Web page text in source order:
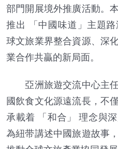
部門開展境外推廣活動。
推出 「中國味道」主題
球文旅業界整合資源、深
業合作共贏的新局面。
亞洲旅遊交流中心主任
國飲食文化源遠流長，不
承載着 「和合」 理念與
為紐带講述中國旅遊故事